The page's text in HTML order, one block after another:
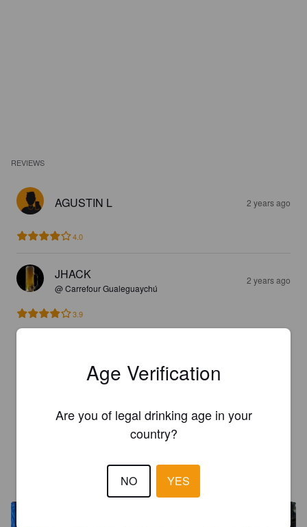
REVIEWS
AGUSTIN L 2 years ago
4.0
JHACK
@ Carrefour Gualeguaychú
2 years ago
3.9
Très bonne IPA légèrement ambrée avec amertume bien
GUSTAVO C
Age Verification
Are you of legal drinking age in your
country?
NO YES